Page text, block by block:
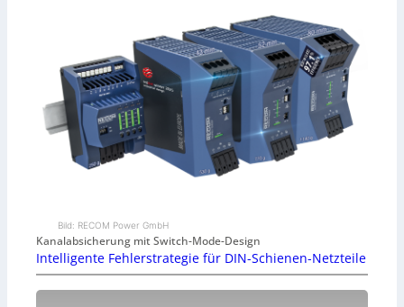
Bild: RECOM Power GmbH
Kanalabsicherung mit Switch-Mode-Design
Intelligente Fehlerstrategie für DIN-Schienen-Netzteile